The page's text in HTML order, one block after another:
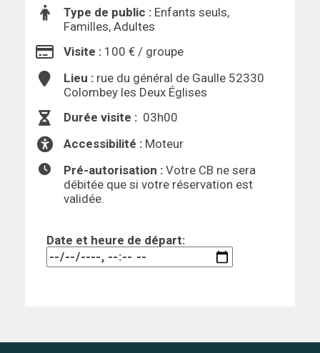
Type de public : Enfants seuls,
Familles, Adultes
Visite : 100 € / groupe
Lieu : rue du général de Gaulle 52330
Colombey les Deux Églises
Durée visite : 03h00
Accessibilité : Moteur
Pré-autorisation : Votre CB ne sera
débitée que si votre réservation est
validée.
Date et heure de départ: